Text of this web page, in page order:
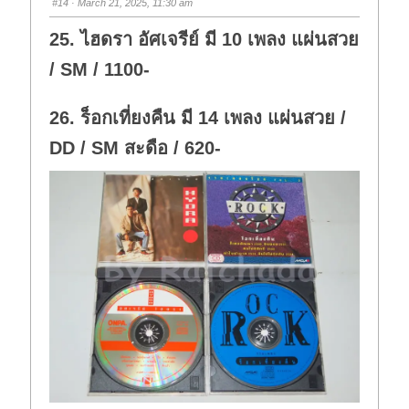
d
o
n
.
u
p
#14 · March 21, 2025, 11:30 am
25. ไฮดรา อัศเจรีย์ มี 10 เพลง แผ่นสวย
/ SM / 1100-
26. ร็อกเที่ยงคืน มี 14 เพลง แผ่นสวย /
DD / SM สะดือ / 620-